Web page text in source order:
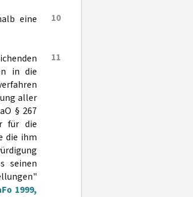
10
eine
11
in die
aller
§ 267
für die
die ihm
seinen
1999,